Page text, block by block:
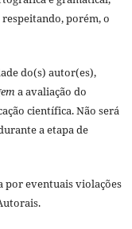
porém, o
do(s) autor(es),
a avaliação do
científica. Não será
a etapa de
por eventuais violações